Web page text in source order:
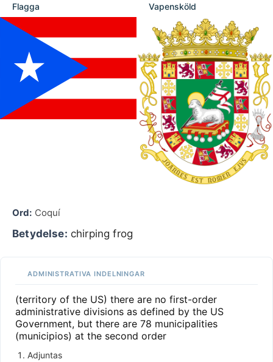
Flagga Vapensköld
Ord: Coquí
Betydelse: chirping frog
ADMINISTRATIVA INDELNINGAR
(territory of the US) there are no first-order
administrative divisions as defined by the US
Government, but there are 78 municipalities
(municipios) at the second order
Adjuntas